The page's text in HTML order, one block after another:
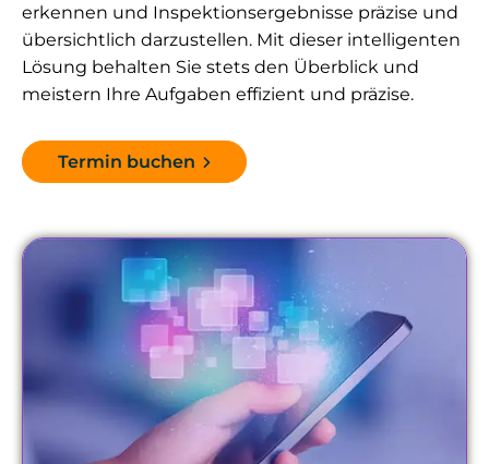
erkennen und Inspektionsergebnisse präzise und
übersichtlich darzustellen. Mit dieser intelligenten
Lösung behalten Sie stets den Überblick und
meistern Ihre Aufgaben effizient und präzise.
Termin buchen